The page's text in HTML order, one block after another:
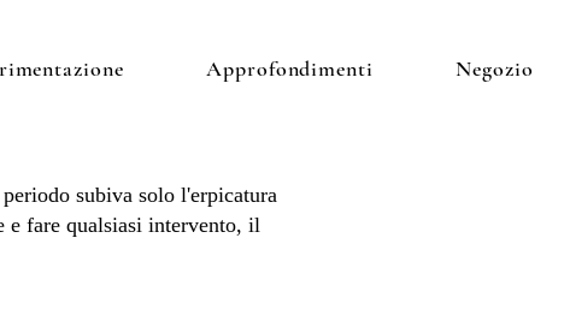
subiva solo l'erpicatura
e fare qualsiasi intervento, il
Approfondimenti Negozio